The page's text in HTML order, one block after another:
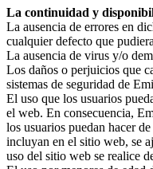
La continuidad y
La ausencia de errores en
cualquier defecto que
La ausencia de virus y/o
Los daños o perjuicios que
sistemas de seguridad de
El uso que los usuarios
el web. En consecuencia,
los usuarios puedan hacer
incluyan en el sitio web, se
uso del sitio web se realice